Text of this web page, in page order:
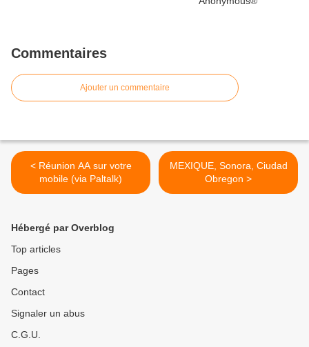
Commentaires
Ajouter un commentaire
< Réunion AA sur votre
mobile (via Paltalk)
MEXIQUE, Sonora, Ciudad
Obregon >
Hébergé par Overblog
Top articles
Pages
Contact
Signaler un abus
C.G.U.